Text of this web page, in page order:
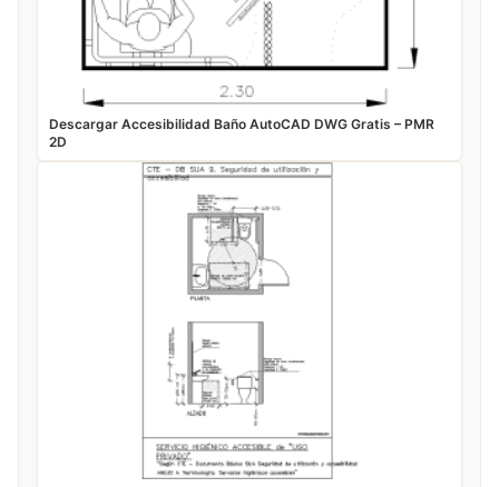
Descargar Accesibilidad Baño AutoCAD DWG Gratis – PMR
2D